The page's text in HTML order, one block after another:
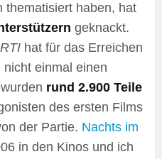
thematisiert haben, hat
geknackt.
hat für das Erreichen
einmal einen
rund 2.900 Teile
des ersten Films
der Partie. Nachts im
in den Kinos und ich